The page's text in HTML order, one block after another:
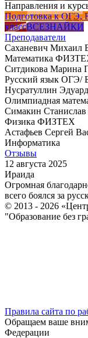
Направления и
Подготовка к ОГЭ,
классВСЕЗНАЙКИ
Преподаватели
Саханевич Михаил
Математика
Ситдикова Марина
Русский язык ОГЭ/
Нусратуллин
Олимпиадная
Симакин
Физика ФИЗТЕХ
Астафьев Сергей
Информатика
Отзывы
12 августа 2025
Ираида
Огромная
всего боялся за
© 2013 - 2026
"Образование без
Правила сайта по
Обращаем ваше
Федерации